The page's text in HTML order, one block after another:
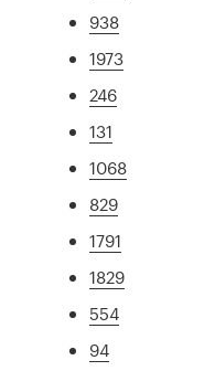
938
1973
246
131
1068
829
1791
1829
554
94